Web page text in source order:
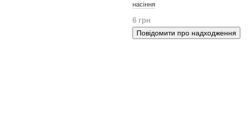
насіння
6 грн
Повідомити про надходження